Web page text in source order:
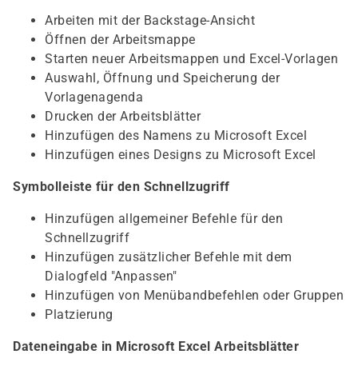
Arbeiten mit der Backstage-Ansicht
Öffnen der Arbeitsmappe
Starten neuer Arbeitsmappen und Excel-Vorlagen
Auswahl, Öffnung und Speicherung der
Vorlagenagenda
Drucken der Arbeitsblätter
Hinzufügen des Namens zu Microsoft Excel
Hinzufügen eines Designs zu Microsoft Excel
Symbolleiste für den Schnellzugriff
Hinzufügen allgemeiner Befehle für den
Schnellzugriff
Hinzufügen zusätzlicher Befehle mit dem
Dialogfeld "Anpassen"
Hinzufügen von Menübandbefehlen oder Gruppen
Platzierung
Dateneingabe in Microsoft Excel Arbeitsblätter